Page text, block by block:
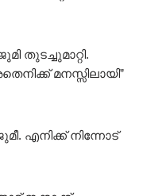
തുടച്ചുമാറ്റി.
മനസ്സിലായി”
എനിക്ക് നിന്നോട്